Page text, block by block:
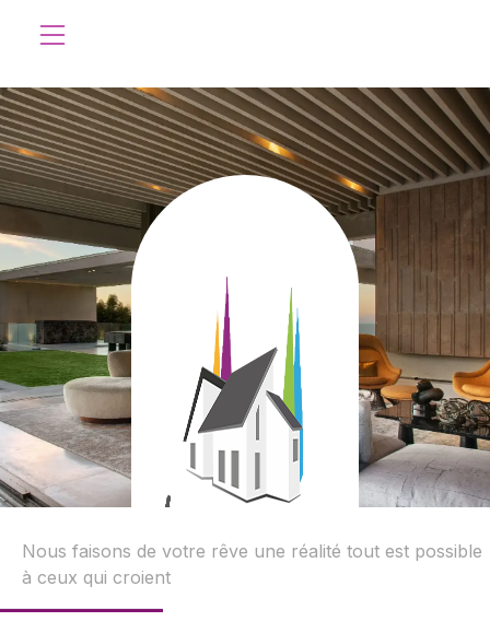
Nous faisons de votre rêve une réalité tout est possible
à ceux qui croient